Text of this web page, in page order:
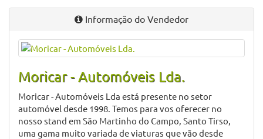
Informação do Vendedor
Moricar - Automóveis Lda.
Moricar - Automóveis Lda está presente no setor
automóvel desde 1998. Temos para vos oferecer no
nosso stand em São Martinho do Campo, Santo Tirso,
uma gama muito variada de viaturas que vão desde